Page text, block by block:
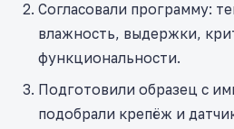
Согласовали программу:
влажность, выдержки,
функциональности.
Подготовили образец с
подобрали крепёж и